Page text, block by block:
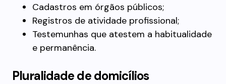
Cadastros em órgãos públicos;
Registros de atividade profissional;
Testemunhas que atestem a habitualidade
e permanência.
Pluralidade de domicílios